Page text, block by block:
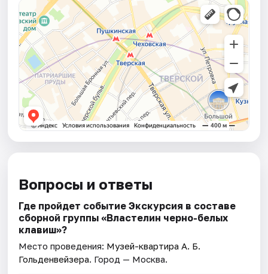
Вопросы и ответы
Где пройдет событие Экскурсия в составе
сборной группы «Властелин черно-белых
клавиш»?
Место проведения: Музей-квартира А. Б.
Гольденвейзера. Город — Москва.